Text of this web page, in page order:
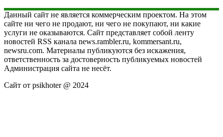
Данный сайт не является коммерческим проектом. На этом
сайте ни чего не продают, ни чего не покупают, ни какие
услуги не оказываются. Сайт представляет собой ленту
новостей RSS канала news.rambler.ru, kommersant.ru,
newsru.com. Материалы публикуются без искажения,
ответственность за достоверность публикуемых новостей
Администрация сайта не несёт.
Сайт от psikhoter @ 2024